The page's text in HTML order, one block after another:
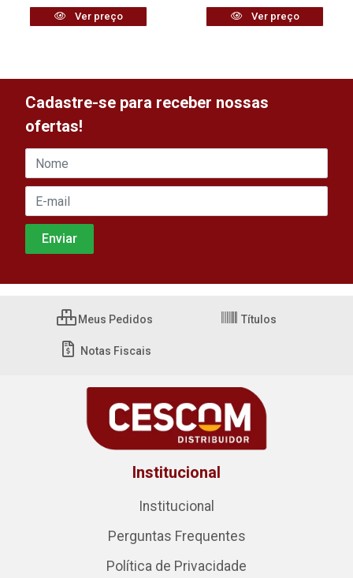
Ver preço Ver preço
Cadastre-se para receber nossas
ofertas!
Meus Pedidos Títulos
Notas Fiscais
Institucional
Institucional
Perguntas Frequentes
Política de Privacidade